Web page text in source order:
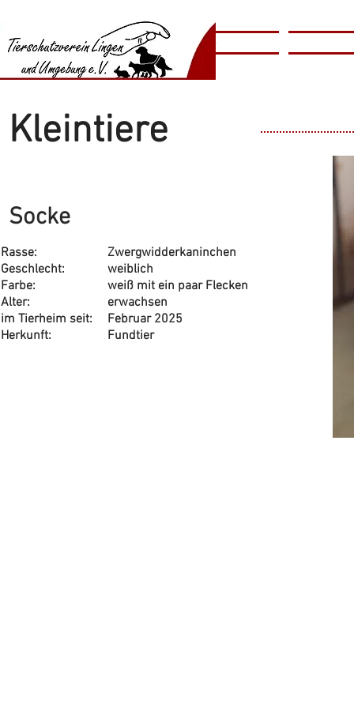
​​Animal
​ShelterHome
Kleintiere
Socke
Rasse:
Geschlecht:
Farbe:
Alter:
im Tierheim seit:
Herkunft:
Zwergwidderkaninchen
weiblich
weiß mit ein paar Flecken
erwachsen
Februar 2025
Fundtier